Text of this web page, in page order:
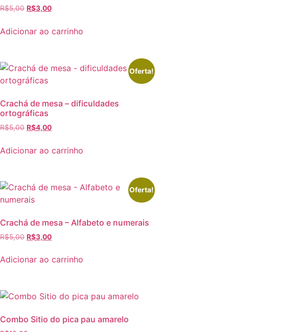
R$5,00 R$3,00
Adicionar ao carrinho
Oferta!
Crachá de mesa – dificuldades
ortográficas
R$5,00 R$4,00
Adicionar ao carrinho
Oferta!
Crachá de mesa – Alfabeto e numerais
R$5,00 R$3,00
Adicionar ao carrinho
Combo Sitio do pica pau amarelo